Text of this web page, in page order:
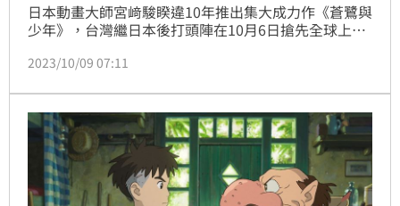
日本動畫大師宮﨑駿睽違10年推出集大成力作《蒼鷺與
少年》，台灣繼日本後打頭陣在10月6日搶先全球上
績，上映僅兩天全台票房已經飆破2000萬，奪下票房
學，肯定要狂刷好幾波。
2023/10/09 07:11